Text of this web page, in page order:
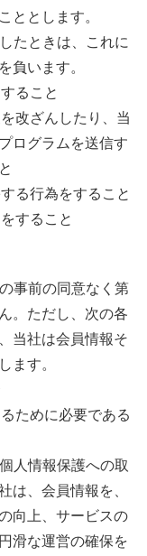
ととします。
たときは、これに
負います。
ること
改ざんしたり、当
ログラムを送信す
る行為をすること
すること
事前の同意なく第
。ただし、次の各
当社は会員情報そ
ます。
ために必要である
人情報保護への取
は、会員情報を、
向上、サービスの
滑な運営の確保を